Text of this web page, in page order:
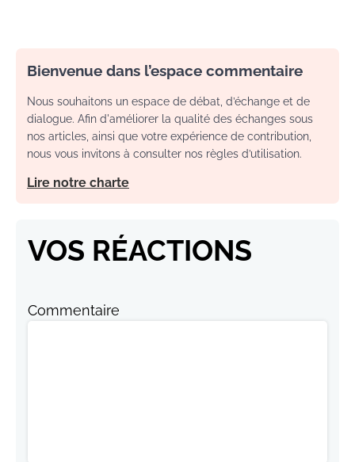
Bienvenue dans l’espace commentaire
Nous souhaitons un espace de débat, d’échange et de
dialogue. Afin d'améliorer la qualité des échanges sous
nos articles, ainsi que votre expérience de contribution,
nous vous invitons à consulter nos règles d’utilisation.
Lire notre charte
VOS RÉACTIONS
Commentaire